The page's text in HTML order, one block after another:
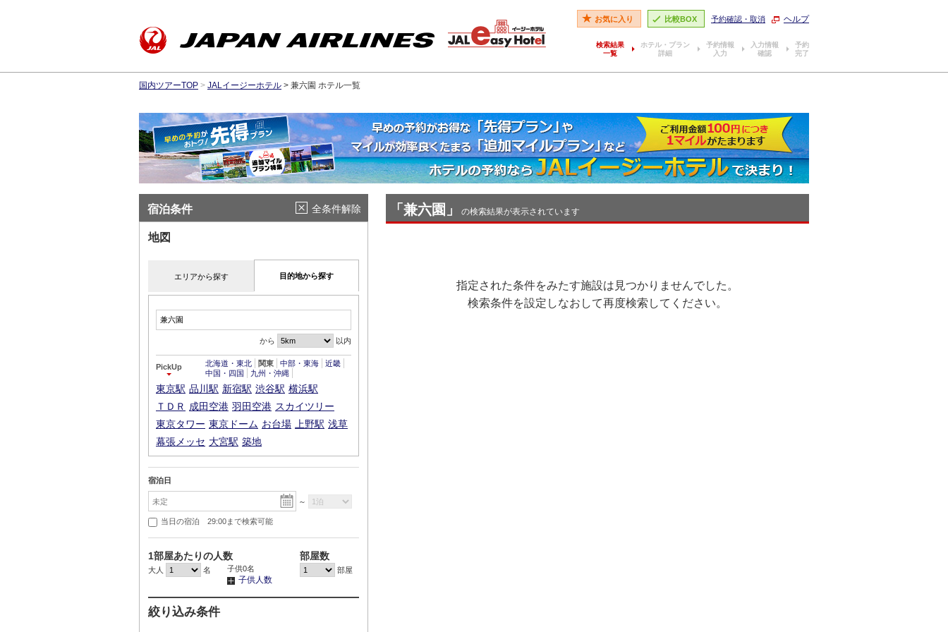
お気に入り 比較BOX 予約確認・取消 ヘルプ
検索結果
一覧
ホテル・プラン
詳細
予約情報
入力
入力情報
確認
予約
完了
国内ツアーTOP > JALイージーホテル > 兼六園 ホテル一覧
「兼六園」 の検索結果が表示されています
指定された条件をみたす施設は見つかりませんでした。
検索条件を設定しなおして再度検索してください。
宿泊条件 全条件解除
地図
エリアから探す 目的地から探す
から 以内
PickUp 北海道・東北 関東 中部・東海
近畿
中国・四国
九州・沖縄
東京駅 品川駅 新宿駅 渋谷駅 横浜駅
ＴＤＲ 成田空港 羽田空港 スカイツリー
東京タワー 東京ドーム お台場 上野駅 浅草
幕張メッセ 大宮駅 築地
宿泊日
～
当日の宿泊 29:00まで検索可能
1部屋あたりの人数
大人 名 子供0名
子供人数
部屋数
部屋
絞り込み条件